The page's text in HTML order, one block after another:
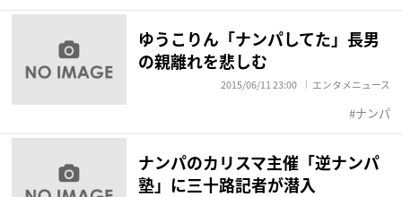
ゆうこりん「ナンパしてた」長男
の親離れを悲しむ
2015/06/11 23:00 エンタメニュース
ナンパ
ナンパのカリスマ主催「逆ナンパ
塾」に三十路記者が潜入